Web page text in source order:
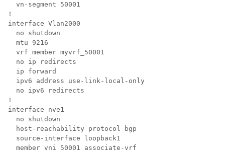
  vn-segment 50001
!
interface Vlan2000
  no shutdown
  mtu 9216
  vrf member myvrf_50001
  no ip redirects
  ip forward
  ipv6 address use-link-local-only
  no ipv6 redirects
!
interface nve1
  no shutdown
  host-reachability protocol bgp
  source-interface loopback1
  member vni 50001 associate-vrf